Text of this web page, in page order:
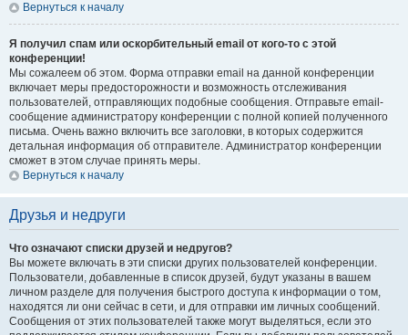
Вернуться к началу
Я получил спам или оскорбительный email от кого-то с этой
конференции!
Мы сожалеем об этом. Форма отправки email на данной конференции
включает меры предосторожности и возможность отслеживания
пользователей, отправляющих подобные сообщения. Отправьте email-
сообщение администратору конференции с полной копией полученного
письма. Очень важно включить все заголовки, в которых содержится
детальная информация об отправителе. Администратор конференции
сможет в этом случае принять меры.
Вернуться к началу
Друзья и недруги
Что означают списки друзей и недругов?
Вы можете включать в эти списки других пользователей конференции.
Пользователи, добавленные в список друзей, будут указаны в вашем
личном разделе для получения быстрого доступа к информации о том,
находятся ли они сейчас в сети, и для отправки им личных сообщений.
Сообщения от этих пользователей также могут выделяться, если это